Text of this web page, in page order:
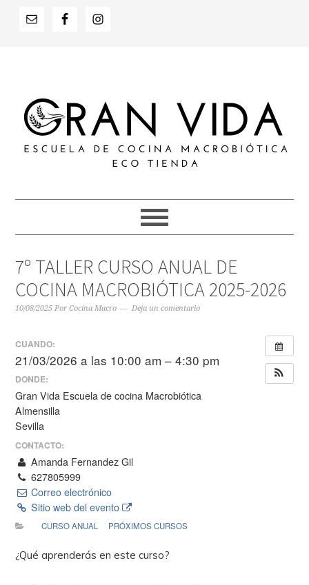
navegación
principal
principal
de
página
7º TALLER CURSO ANUAL DE
COCINA MACROBIÓTICA 2025-2026
10/08/2025 PorCocina Macro Deja un comentario
CUANDO:
21/03/2026 a las 10:00 am – 4:30 pm
DONDE:
Gran Vida Escuela de cocina Macrobiótica
Almensilla
Sevilla
CONTACTO:
Amanda Fernandez Gil
627805999
Correo electrónico
Sitio web del evento
CURSO ANUAL PRÓXIMOS CURSOS
¿Qué aprenderás en este curso?